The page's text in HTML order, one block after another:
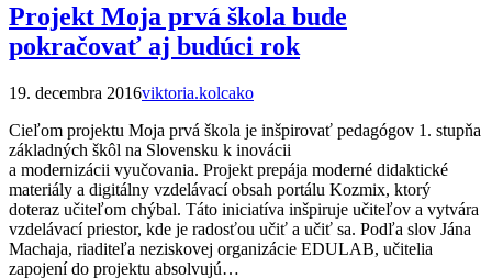
Projekt Moja prvá škola bude
pokračovať aj budúci rok
19. decembra 2016viktoria.kolcako
Cieľom projektu Moja prvá škola je inšpirovať pedagógov 1. stupňa
základných škôl na Slovensku k inovácii
a modernizácii vyučovania. Projekt prepája moderné didaktické
materiály a digitálny vzdelávací obsah portálu Kozmix, ktorý
doteraz učiteľom chýbal. Táto iniciatíva inšpiruje učiteľov a vytvára
vzdelávací priestor, kde je radosťou učiť a učiť sa. Podľa slov Jána
Machaja, riaditeľa neziskovej organizácie EDULAB, učitelia
zapojení do projektu absolvujú…